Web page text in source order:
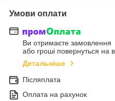
Умови оплати
Ви отримаєте замовлення
або гроші повернуться на
Детальніше
Післяплата
Оплата на рахунок